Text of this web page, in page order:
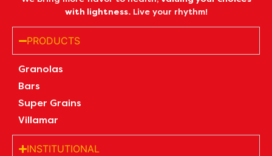
with lightness.Live your rhythm!
PRODUCTS
Granolas
Bars
Super Grains
Villamar
INSTITUTIONAL